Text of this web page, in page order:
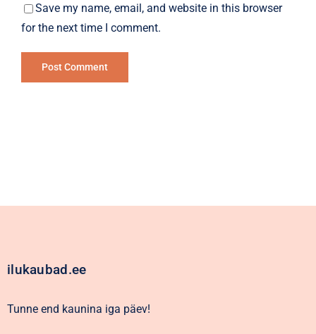
Save my name, email, and website in this browser
for the next time I comment.
ilukaubad.ee
Tunne end kaunina iga päev!